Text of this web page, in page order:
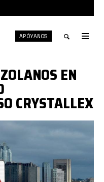
search
APÓYANOS
EN
CRYSTALLEX